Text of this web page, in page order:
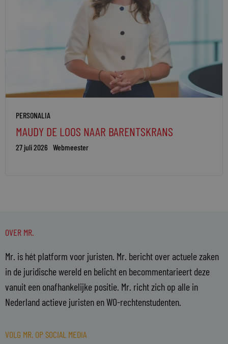
PERSONALIA
MAUDY DE LOOS NAAR BARENTSKRANS
27 juli 2026 Webmeester
OVER MR.
Mr. is hét platform voor juristen. Mr. bericht over actuele zaken
in de juridische wereld en belicht en becommentarieert deze
vanuit een onafhankelijke positie. Mr. richt zich op alle in
Nederland actieve juristen en WO-rechtenstudenten.
VOLG MR. OP SOCIAL MEDIA